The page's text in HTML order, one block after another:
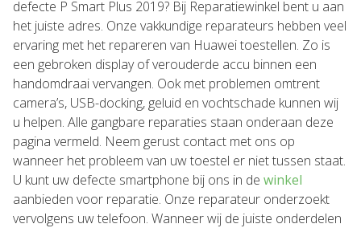
defecte P Smart Plus 2019? Bij Reparatiewinkel bent u aan
het juiste adres. Onze vakkundige reparateurs hebben veel
ervaring met het repareren van Huawei toestellen. Zo is
een gebroken display of verouderde accu binnen een
handomdraai vervangen. Ook met problemen omtrent
camera’s, USB-docking, geluid en vochtschade kunnen wij
u helpen. Alle gangbare reparaties staan onderaan deze
pagina vermeld. Neem gerust contact met ons op
wanneer het probleem van uw toestel er niet tussen staat.
U kunt uw defecte smartphone bij ons in de winkel
aanbieden voor reparatie. Onze reparateur onderzoekt
vervolgens uw telefoon. Wanneer wij de juiste onderdelen